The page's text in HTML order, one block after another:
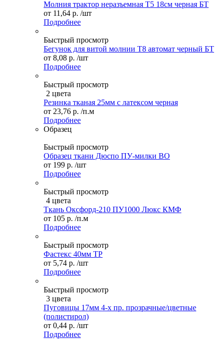
Молния трактор неразъемная Т5 18см черная БТ
от 11,64 р. /шт
Подробнее
Быстрый просмотр
Бегунок для витой молнии Т8 автомат черный БТ
от 8,08 р. /шт
Подробнее
Быстрый просмотр
2 цвета
Резинка тканая 25мм с латексом черная
от 23,76 р. /п.м
Подробнее
Образец
Быстрый просмотр
Образец ткани Дюспо ПУ-милки ВО
от 199 р. /шт
Подробнее
Быстрый просмотр
4 цвета
Ткань Оксфорд-210 ПУ1000 Люкс КМФ
от 105 р. /п.м
Подробнее
Быстрый просмотр
Фастекс 40мм ТР
от 5,74 р. /шт
Подробнее
Быстрый просмотр
3 цвета
Пуговицы 17мм 4-х пр. прозрачные/цветные
(полистирол)
от 0,44 р. /шт
Подробнее